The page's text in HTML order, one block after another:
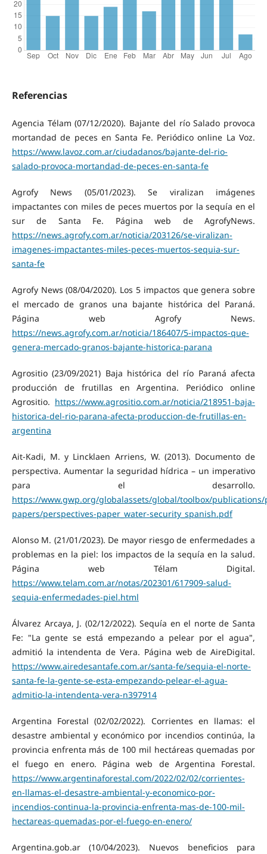
Referencias
Agencia Télam (07/12/2020). Bajante del río Salado provoca
mortandad de peces en Santa Fe. Periódico online La Voz.
https://www.lavoz.com.ar/ciudadanos/bajante-del-rio-
salado-provoca-mortandad-de-peces-en-santa-fe
Agrofy News (05/01/2023). Se viralizan imágenes
impactantes con miles de peces muertos por la sequía en el
sur de Santa Fe. Página web de AgrofyNews.
https://news.agrofy.com.ar/noticia/203126/se-viralizan-
imagenes-impactantes-miles-peces-muertos-sequia-sur-
santa-fe
Agrofy News (08/04/2020). Los 5 impactos que genera sobre
el mercado de granos una bajante histórica del Paraná.
Página web Agrofy News.
https://news.agrofy.com.ar/noticia/186407/5-impactos-que-
genera-mercado-granos-bajante-historica-parana
Agrositio (23/09/2021) Baja histórica del río Paraná afecta
producción de frutillas en Argentina. Periódico online
Agrositio. https://www.agrositio.com.ar/noticia/218951-baja-
historica-del-rio-parana-afecta-produccion-de-frutillas-en-
argentina
Ait-Kadi, M. y Lincklaen Arriens, W. (2013). Documento de
perspectiva. Aumentar la seguridad hídrica – un imperativo
para el desarrollo.
https://www.gwp.org/globalassets/global/toolbox/publications/
papers/perspectives-paper_water-security_spanish.pdf
Alonso M. (21/01/2023). De mayor riesgo de enfermedades a
problemas en la piel: los impactos de la sequía en la salud.
Página web Télam Digital.
https://www.telam.com.ar/notas/202301/617909-salud-
sequia-enfermedades-piel.html
Álvarez Arcaya, J. (02/12/2022). Sequía en el norte de Santa
Fe: "La gente se está empezando a pelear por el agua",
admitió la intendenta de Vera. Página web de AireDigital.
https://www.airedesantafe.com.ar/santa-fe/sequia-el-norte-
santa-fe-la-gente-se-esta-empezando-pelear-el-agua-
admitio-la-intendenta-vera-n397914
Argentina Forestal (02/02/2022). Corrientes en llamas: el
desastre ambiental y económico por incendios continúa, la
provincia enfrenta más de 100 mil hectáreas quemadas por
el fuego en enero. Página web de Argentina Forestal.
https://www.argentinaforestal.com/2022/02/02/corrientes-
en-llamas-el-desastre-ambiental-y-economico-por-
incendios-continua-la-provincia-enfrenta-mas-de-100-mil-
hectareas-quemadas-por-el-fuego-en-enero/
Argentina.gob.ar (10/04/2023). Nuevos beneficios para